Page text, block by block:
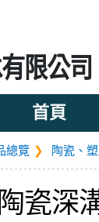
限公司
首頁
總覽 陶瓷、
陶瓷深